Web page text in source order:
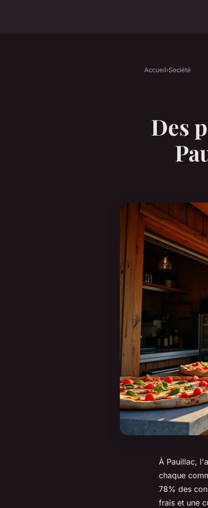
Accueil›Société
Des
À Pauillac,
chaque
78% des
frais et une